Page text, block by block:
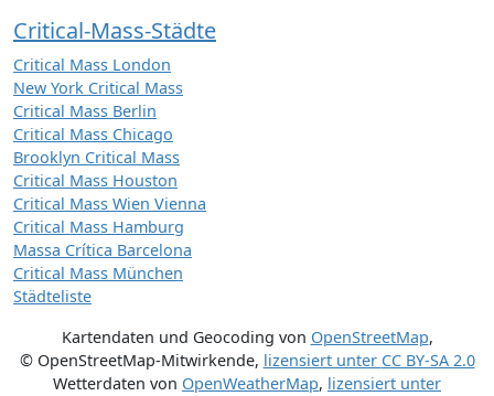
Critical-Mass-Städte
Critical Mass London
New York Critical Mass
Critical Mass Berlin
Critical Mass Chicago
Brooklyn Critical Mass
Critical Mass Houston
Critical Mass Wien Vienna
Critical Mass Hamburg
Massa Crítica Barcelona
Critical Mass München
Städteliste
Kartendaten und Geocoding von OpenStreetMap,
© OpenStreetMap-Mitwirkende, lizensiert unter CC BY-SA 2.0
Wetterdaten von OpenWeatherMap, lizensiert unter